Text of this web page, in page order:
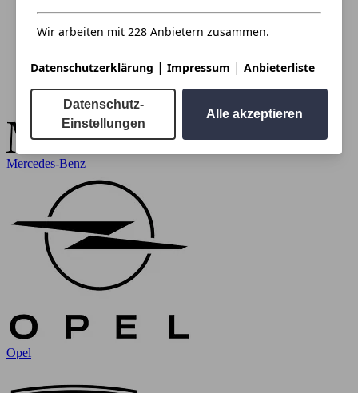
Mercedes-Benz
Opel
Wir arbeiten mit 228 Anbietern zusammen.
Datenschutzerklärung | Impressum | Anbieterliste
Datenschutz-
Einstellungen
Alle akzeptieren